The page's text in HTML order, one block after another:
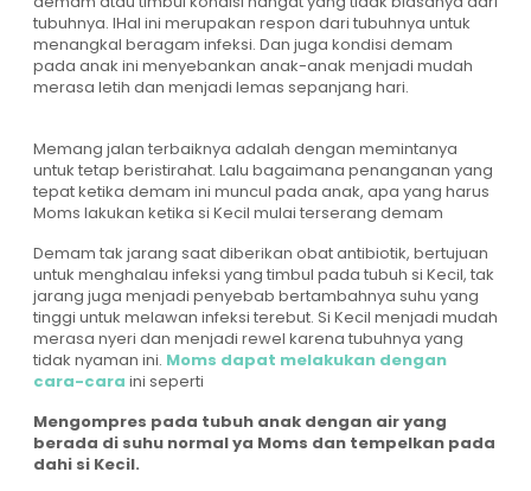
tubuhnya. IHal ini merupakan respon dari tubuhnya untuk
menangkal beragam infeksi. Dan juga kondisi demam
pada anak ini menyebankan anak-anak menjadi mudah
merasa letih dan menjadi lemas sepanjang hari.
Memang jalan terbaiknya adalah dengan memintanya
untuk tetap beristirahat. Lalu bagaimana penanganan yang
tepat ketika demam ini muncul pada anak, apa yang harus
Moms lakukan ketika si Kecil mulai terserang demam
Demam tak jarang saat diberikan obat antibiotik, bertujuan
untuk menghalau infeksi yang timbul pada tubuh si Kecil, tak
jarang juga menjadi penyebab bertambahnya suhu yang
tinggi untuk melawan infeksi terebut. Si Kecil menjadi mudah
merasa nyeri dan menjadi rewel karena tubuhnya yang
tidak nyaman ini. Moms dapat melakukan dengan
cara-cara ini seperti
Mengompres pada tubuh anak dengan air yang
berada di suhu normal ya Moms dan tempelkan pada
dahi si Kecil.